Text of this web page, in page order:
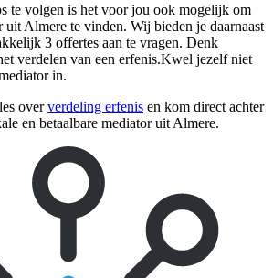
te volgen is het voor jou ook mogelijk om
uit Almere te vinden. Wij bieden je daarnaast
3 offertes aan te vragen. Denk
verdelen van een erfenis.Kwel jezelf niet
in.
oververdeling erfenis en kom direct achter
en betaalbare mediator uit Almere.